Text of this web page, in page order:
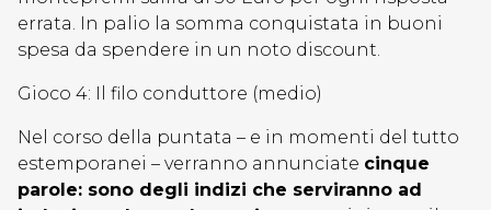
errata. In palio la somma conquistata in buoni
spesa da spendere in un noto discount.
Gioco 4: Il filo conduttore (medio)
Nel corso della puntata – e in momenti del tutto
estemporanei – verranno annunciate cinque
parole: sono degli indizi che serviranno ad